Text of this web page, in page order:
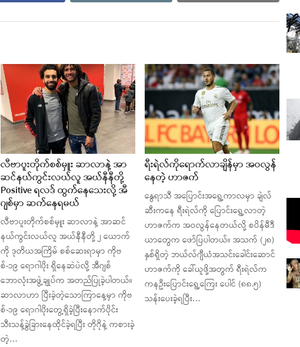
လီဗာပူးတိုက်စစ်မှူး ဆာလာနဲ့ အာ
ဆင်နယ်ကွင်းလယ်လူ အယ်နီနီတို့
Positive ရလဒ် ထွက်နေသေးလို့ အီ
ဂျစ်မှာ ဆက်နေရမယ်
လီဗာပူးတိုက်စစ်မှူး ဆာလာနဲ့ အာဆင်
နယ်ကွင်းလယ်လူ အယ်နီနီတို့ ၂ ယောက်
ကို ဒုတိယအကြိမ် စစ်ဆေးရာမှာ ကိုဗ
စ်-၁၉ ရောဂါပိုး ရှိနေဆဲပဲလို့ အီဂျစ်
ဘောလုံးအဖွဲ့ချုပ်က အတည်ပြုခဲ့ပါတယ်။
ဆာလာဟာ ပြီးခဲ့တဲ့သောကြာနေ့မှာ ကိုဗ
စ်-၁၉ ရောဂါပိုးတွေ့ရှိခဲ့ပြီးနောက်ပိုင်း
သီးသန့်ခွဲခြားနေထိုင်ခဲ့ရပြီး တိုဂိုနဲ့ ကစားခဲ့
တဲ့…
ရီးရဲလ်ကိုရောက်လာချိန်မှာ အဝလွန်
နေတဲ့ ဟာဇက်
နွေရာသီ အပြောင်းအရွှေ့ကာလမှာ ချဲလ်
ဆီးကနေ ရီးရဲလ်ကို ပြောင်းရွှေ့လာတဲ့
ဟာဇက်က အဝလွန်နေတယ်လို့ စပိန်မီဒီ
ယာတွေက ဖော်ပြပါတယ်။ အသက် (၂၈)
နှစ်ရှိတဲ့ ဘယ်လ်ဂျီယံအသင်းခေါင်းဆောင်
ဟာဇက်ကို ခေါ်ယူဖို့အတွက် ရီးရဲလ်က
ကနဦးပြောင်းရွှေ့ကြေး ပေါင် (၈၈.၅)
သန်းပေးခဲ့ရပြီး…